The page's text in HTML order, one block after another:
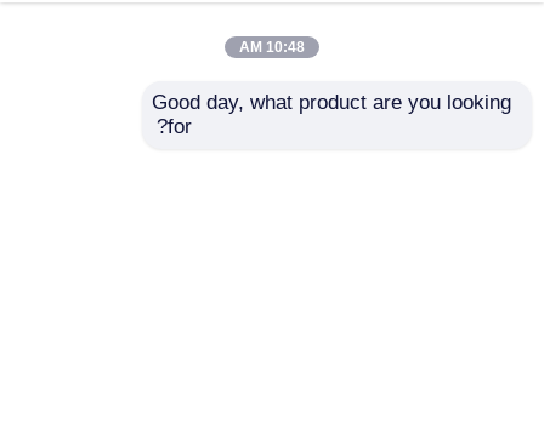
10:48 AM
Good day, what product are you looking
for?